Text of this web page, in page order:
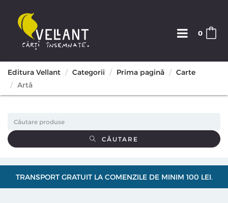
0
Editura Vellant Categorii Prima pagină
Carte
Artă
CĂUTARE
TRANSPORT GRATUIT LA COMENZILE DE MINIM 100 LEI.